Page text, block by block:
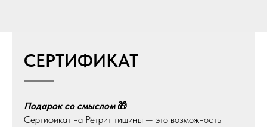
СЕРТИФИКАТ
Подарок со смыслом 🎁
Сертификат на Ретрит тишины — это возможность